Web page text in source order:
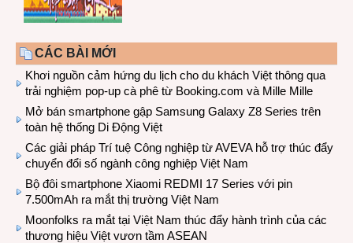
CÁC BÀI MỚI
Khơi nguồn cảm hứng du lịch cho du khách Việt thông qua
trải nghiệm pop-up cà phê từ Booking.com và Mille Mille
Mở bán smartphone gập Samsung Galaxy Z8 Series trên
toàn hệ thống Di Động Việt
Các giải pháp Trí tuệ Công nghiệp từ AVEVA hỗ trợ thúc đẩy
chuyển đổi số ngành công nghiệp Việt Nam
Bộ đôi smartphone Xiaomi REDMI 17 Series với pin
7.500mAh ra mắt thị trường Việt Nam
Moonfolks ra mắt tại Việt Nam thúc đẩy hành trình của các
thương hiệu Việt vươn tầm ASEAN